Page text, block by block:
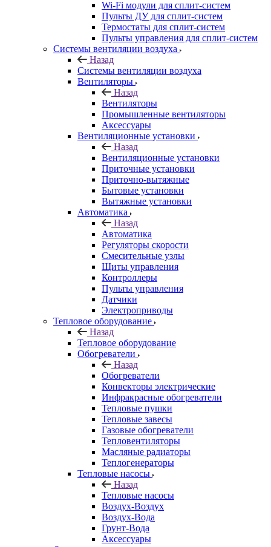
Wi-Fi модули для сплит-систем
Пульты ДУ для сплит-систем
Термостаты для сплит-систем
Пульты управления для сплит-систем
Системы вентиляции воздуха
Назад
Системы вентиляции воздуха
Вентиляторы
Назад
Вентиляторы
Промышленные вентиляторы
Аксессуары
Вентиляционные установки
Назад
Вентиляционные установки
Приточные установки
Приточно-вытяжные
Бытовые установки
Вытяжные установки
Автоматика
Назад
Автоматика
Регуляторы скорости
Смесительные узлы
Щиты управления
Контроллеры
Пульты управления
Датчики
Электроприводы
Тепловое оборудование
Назад
Тепловое оборудование
Обогреватели
Назад
Обогреватели
Конвекторы электрические
Инфракрасные обогреватели
Тепловые пушки
Тепловые завесы
Газовые обогреватели
Тепловентиляторы
Масляные радиаторы
Теплогенераторы
Тепловые насосы
Назад
Тепловые насосы
Воздух-Воздух
Воздух-Вода
Грунт-Вода
Аксессуары